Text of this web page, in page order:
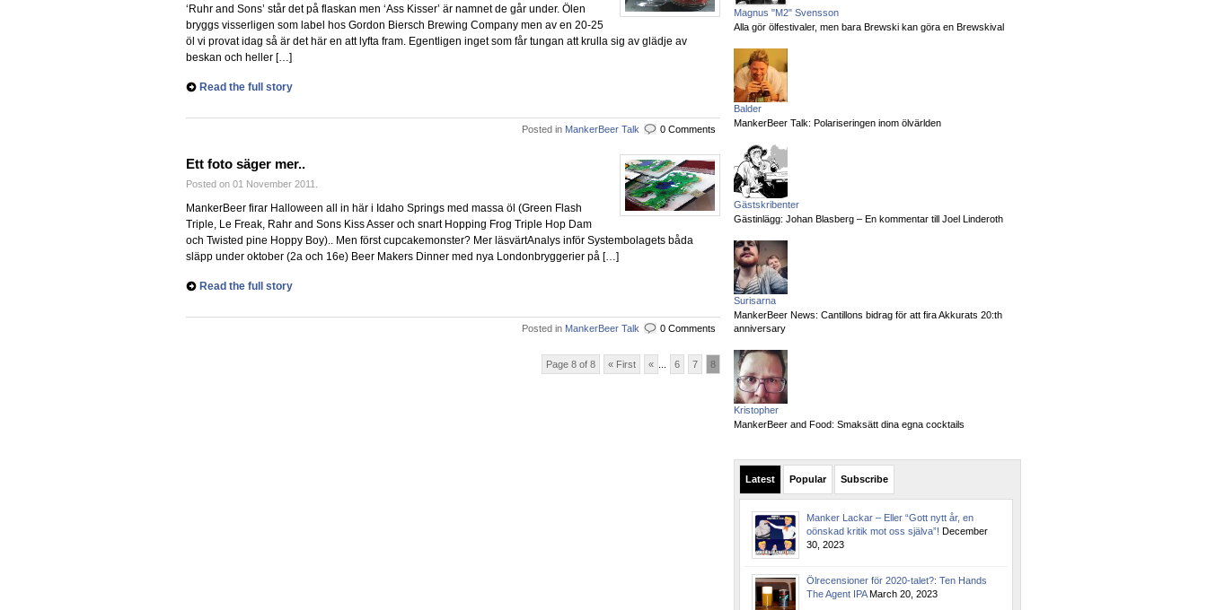
‘Ruhr and Sons’ står det på flaskan men ‘Ass Kisser’ är namnet de går under. Ölen
bryggs visserligen som label hos Gordon Biersch Brewing Company men av en 20-25
öl vi provat idag så är det här en att lyfta fram. Egentligen inget som får tungan att krulla sig av glädje av
beskan och heller […]
Read the full story
Posted in MankerBeer Talk 0 Comments
Ett foto säger mer..
Posted on 01 November 2011.
MankerBeer firar Halloween all in här i Idaho Springs med massa öl (Green Flash
Triple, Le Freak, Rahr and Sons Kiss Asser och snart Hopping Frog Triple Hop Dam
och Twisted pine Hoppy Boy).. Men först cupcakemonster? Mer läsvärtAnalys inför Systembolagets båda
släpp under oktober (2a och 16e) Beer Makers Dinner med nya Londonbryggerier på […]
Read the full story
Posted in MankerBeer Talk 0 Comments
Page 8 of 8 « First « 6 7 8
Magnus "M2" Svensson
Alla gör ölfestivaler, men bara Brewski kan göra en Brewskival
Balder
MankerBeer Talk: Polariseringen inom ölvärlden
Gästskribenter
Gästinlägg: Johan Blasberg – En kommentar till Joel Linderoth
Surisarna
MankerBeer News: Cantillons bidrag för att fira Akkurats 20:th
anniversary
Kristopher
MankerBeer and Food: Smaksätt dina egna cocktails
Latest Popular Subscribe
Manker Lackar – Eller “Gott nytt år, en
oönskad kritik mot oss själva”! December
30, 2023
Ölrecensioner för 2020-talet?: Ten Hands
The Agent IPA March 20, 2023